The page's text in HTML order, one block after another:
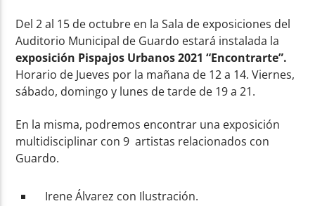
Del 2 al 15 de octubre en la Sala de exposiciones del
Auditorio Municipal de Guardo estará instalada la
exposición Pispajos Urbanos 2021 “Encontrarte”.
Horario de Jueves por la mañana de 12 a 14. Viernes,
sábado, domingo y lunes de tarde de 19 a 21.
En la misma, podremos encontrar una exposición
multidisciplinar con 9 artistas relacionados con
Guardo.
Irene Álvarez con Ilustración.